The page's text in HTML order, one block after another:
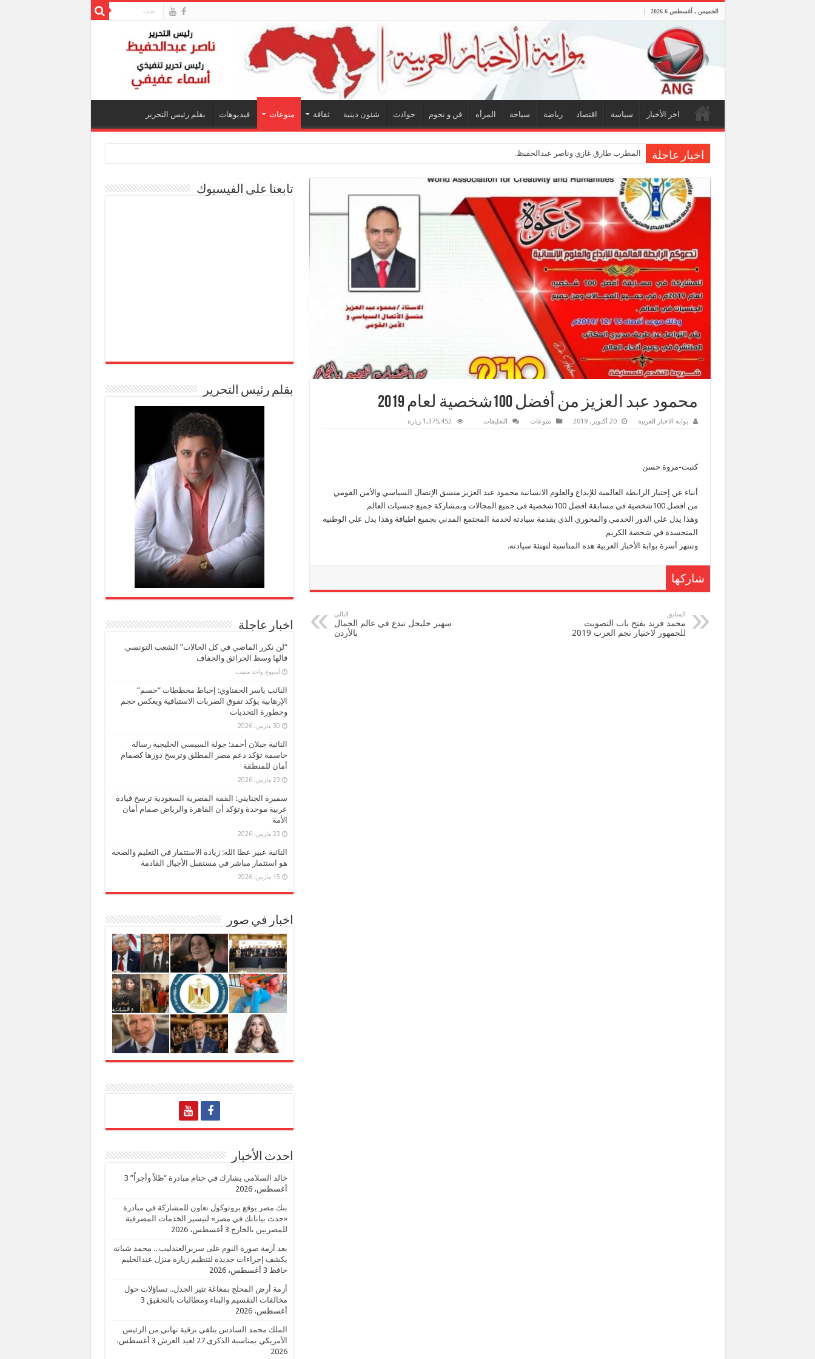
الخميس , أغسطس 6 2026
اخر الأخبار سياسة اقتصاد رياضة سياحة المرأه فن و نجوم حوادث شئون دينية ثقافة منوعات فيديوهات بقلم رئيس التحرير
اخبار عاجلة المطرب طارق غازي وناصر عبدالحفيظ.. شراكة فنية
محمود عبد العزيز من أفضل 100شخصية لعام 2019
بوابة الاخبار العربية 20 أكتوبر، 2019 منوعات التعليقات
مغلقة
1,375,452 زيارة
كتبت-مروة حسن
أنباء عن إختيار الرابطة العالمية للإبداع والعلوم الانسانية محمود عبد العزيز منسق الإتصال السياسي والأمن القومي
من افصل 100شخصية في مسابقة افضل 100شخصية في جميع المجالات وبمشاركة جميع جنسيات العالم
وهذا يدل علي الدور الخدمي والمحوري الذي يقدمة سيادته لخدمة المجتمع المدني بجميع اطيافة وهذا يدل علي الوطنيه
المتجسدة في شخصة الكريم
وتنتهز أسرة بوابة الأخبار العربية هذه المناسبة لتهنئة سيادته.
شاركها
السابق
محمد فريد يفتح باب التصويت
للجمهور لاختيار نجم العرب 2019
التالي
سهير حليحل تبدع في عالم الجمال
بالأردن
تابعنا على الفيسبوك
بقلم رئيس التحرير
اخبار عاجلة
“لن نكرر الماضي في كل الحالات” الشعب التونسي
قالها وسط الحرائق والجفاف
‏أسبوع واحد مضت
النائب ياسر الحفناوي: إحباط مخططات “حسم”
الإرهابية يؤكد تفوق الضربات الاستباقية ويعكس حجم
وخطورة التحديات
30 مارس، 2026
النائبة جيلان أحمد: جولة السيسي الخليجية رسالة
حاسمة تؤكد دعم مصر المطلق وترسخ دورها كصمام
أمان للمنطقة
23 مارس، 2026
سميرة الجنايني: القمة المصرية السعودية ترسخ قيادة
عربية موحدة وتؤكد أن القاهرة والرياض صمام أمان
الأمة
23 مارس، 2026
النائبة عبير عطا الله: زيادة الاستثمار في التعليم والصحة
هو استثمار مباشر في مستقبل الأجيال القادمة
15 مارس، 2026
اخبار في صور
احدث الأخبار
خالد السلامي يشارك في ختام مبادرة “ظلاً وأجراً” 3
أغسطس، 2026
بنك مصر يوقع بروتوكول تعاون للمشاركة في مبادرة
«حدث بياناتك في مصر» لتيسير الخدمات المصرفية
للمصريين بالخارج 3 أغسطس، 2026
بعد أزمة صورة النوم على سريرالعندليب .. محمد شبانة
يكشف إجراءات جديدة لتنظيم زيارة منزل عبدالحليم
حافظ 3 أغسطس، 2026
أزمة أرض المحلج بمغاغة تثير الجدل.. تساؤلات حول
مخالفات التقسيم والبناء ومطالبات بالتحقيق 3
أغسطس، 2026
الملك محمد السادس يتلقي برقية تهاني من الرئيس
الأمريكي بمناسبة الذكرى 27 لعيد العرش
3 أغسطس،
2026